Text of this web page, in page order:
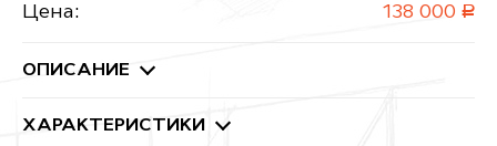
Цена: 138 000 руб.
ОПИСАНИЕ
ХАРАКТЕРИСТИКИ